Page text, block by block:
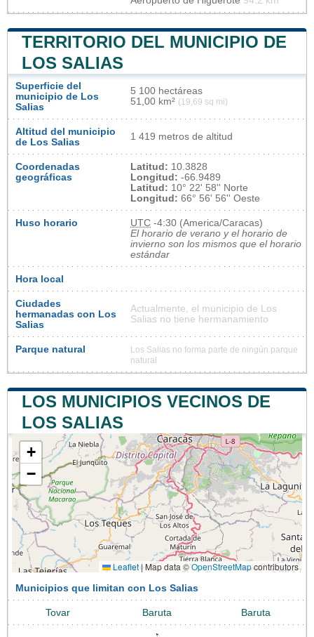
TERRITORIO DEL MUNICIPIO DE
LOS SALIAS
Superficie del
municipio de Los
Salias
5 100 hectáreas
51,00 km² (19,69 sq mi)
Altitud del municipio
de Los Salias
1 419 metros de altitud
Coordenadas
geográficas
Latitud: 10.3828
Longitud: -66.9489
Latitud: 10° 22' 58'' Norte
Longitud: 66° 56' 56'' Oeste
Huso horario UTC -4:30 (America/Caracas)
El horario de verano y el horario de
invierno son los mismos que el horario
estándar
Hora local
Ciudades
hermanadas con Los
Salias
Actualmente, el municipio de Los
Salias no tiene hermanamiento
Parque natural
Los Salias no forma parte de ningún parque
natural
LOS MUNICIPIOS VECINOS DE
LOS SALIAS
+
−
Leaflet|Map data ©OpenStreetMapcontributors
Municipios que limitan con Los Salias
Tovar Baruta Baruta